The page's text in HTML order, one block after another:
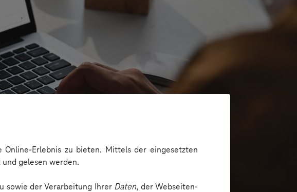
Erlebnis zu bieten. Mittels der eingesetzten
gelesen werden.
sowie der Verarbeitung Ihrer Daten, der Webseiten-